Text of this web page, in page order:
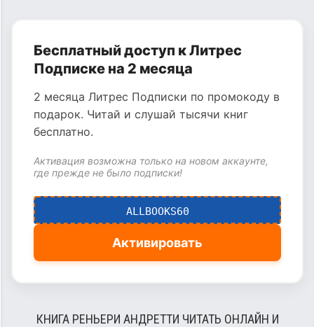
Бесплатный доступ к Литрес
Подписке на 2 месяца
2 месяца Литрес Подписки по промокоду в
подарок. Читай и слушай тысячи книг
бесплатно.
Активация возможна только на новом аккаунте,
где прежде не было подписки!
ALLBOOKS60
Активировать
КНИГА РЕНЬЕРИ АНДРЕТТИ ЧИТАТЬ ОНЛАЙН И